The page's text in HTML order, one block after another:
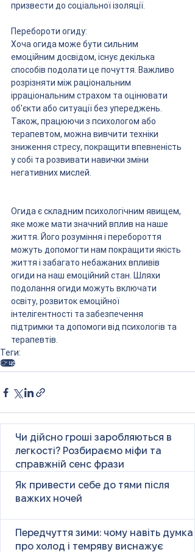
призвести до соціальної ізоляції.
Перебороти огиду:
Хоча огида може бути сильним
емоційним досвідом, існує декілька
способів подолати це почуття. Важливо
розрізняти між раціональним
ірраціональним страхом та оцінювати
об'єкти або ситуації без упереджень.
Також, працюючи з психологом або
терапевтом, можна вивчити техніки
зниження стресу, покращити впевненість
у собі та розвивати навички зміни
негативних мислей.
Огида є складним психологічним явищем,
яке може мати значний вплив на наше
життя. Його розуміння і перебороття
можуть допомогти нам покращити якість
життя і забагато небажаних впливів
огиди на наш емоційний стан. Шляхи
подолання огиди можуть включати
освіту, розвиток емоційної
інтелігентності та забезпечення
підтримки та допомоги від психологів та
терапевтів.
Теги:
👉 це
Чи дійсно гроші заробляються в
легкості? Розбираємо міфи та
справжній сенс фрази
Як привести себе до тями після
важких ночей
Передчуття зими: чому навіть думка
про холод і темряву виснажує